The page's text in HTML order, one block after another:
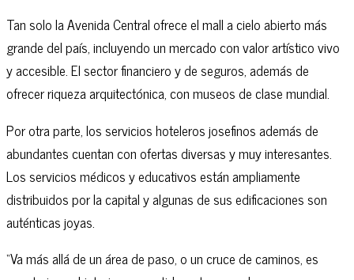
Tan solo la Avenida Central ofrece el mall a cielo abierto más
grande del país, incluyendo un mercado con valor artístico vivo
y accesible. El sector financiero y de seguros, además de
ofrecer riqueza arquitectónica, con museos de clase mundial.
Por otra parte, los servicios hoteleros josefinos además de
abundantes cuentan con ofertas diversas y muy interesantes.
Los servicios médicos y educativos están ampliamente
distribuidos por la capital y algunas de sus edificaciones son
auténticas joyas.
“Va más allá de un área de paso, o un cruce de caminos, es